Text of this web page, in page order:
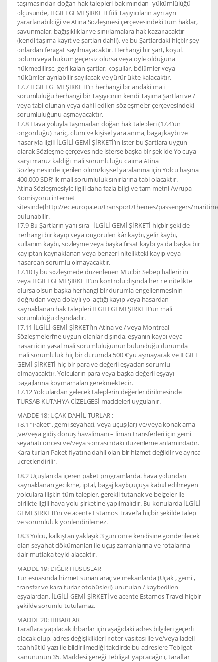
taşımasından doğan hak talepleri bakımından -yükümlülüğü
ölçüsünde, İLGİLİ GEMİ ŞİRKETİ fiili Taşıyıcıların ayrı ayrı
yararlanabildiği ve Atina Sözleşmesi çerçevesindeki tüm haklar,
savunmalar, bağışıklıklar ve sınırlamalara hak kazanacaktır
(kendi taşıma kayıt ve şartları dahil), ve bu Şartlardaki hiçbir şey
onlardan feragat sayılmayacaktır. Herhangi bir şart, koşul,
bölüm veya hüküm geçersiz olursa veya öyle olduğuna
hükmedilirse, geri kalan şartlar, koşullar, bölümler veya
hükümler ayrılabilir sayılacak ve yürürlükte kalacaktır.
17.7 İLGİLİ GEMİ ŞİRKETİ’ın herhangi bir andaki mali
sorumluluğu herhangi bir Taşıyıcının kendi Taşıma Şartları ve /
veya tabi olunan veya dahil edilen sözleşmeler çerçevesindeki
sorumluluğunu aşmayacaktır.
17.8 Hava yoluyla taşımadan doğan hak talepleri (17.4’ün
öngördüğü) hariç, ölüm ve kişisel yaralanma, bagaj kaybı ve
hasarıyla ilgili İLGİLİ GEMİ ŞİRKETİ’ın ister bu Şartlara uygun
olarak Sözleşme çerçevesinde isterse başka bir şekilde Yolcuya –
karşı maruz kaldığı mali sorumluluğu daima Atina
Sözleşmesinde içerilen ölüm/kişisel yaralanma için Yolcu başına
400.000 SDR’lik mali sorumluluk sınırlarına tabi olacaktır.
Atina Sözleşmesiyle ilgili daha fazla bilgi ve tam metni Avrupa
Komisyonu internet
sitesinde(http://ec.europa.eu/transport/themes/passengers/
bulunabilir.
17.9 Bu Şartların yanı sıra , İLGİLİ GEMİ ŞİRKETİ hiçbir şekilde
herhangi bir kayıp veya öngörülen kâr kaybı, gelir kaybı,
kullanım kaybı, sözleşme veya başka fırsat kaybı ya da başka bir
kayıptan kaynaklanan veya benzeri nitelikteki kayıp veya
hasardan sorumlu olmayacaktır.
17.10 İş bu sözleşmede düzenlenen Mücbir Sebep hallerinin
veya İLGİLİ GEMİ ŞİRKETİ’un kontrolü dışında her ne nitelikte
olursa olsun başka herhangi bir durumla engellenmesinin
doğrudan veya dolaylı yol açtığı kayıp veya hasardan
kaynaklanan hak talepleri İLGİLİ GEMİ ŞİRKETİ’un mali
sorumluluğu dışındadır.
17.11 İLGİLİ GEMİ ŞİRKETİ’ın Atina ve / veya Montreal
Sözleşmeleri’ne uygun olanlar dışında, eşyanın kaybı veya
hasarı için yasal mali sorumluluğunun bulunduğu durumda
mali sorumluluk hiç bir durumda 500 €’yu aşmayacak ve İLGİLİ
GEMİ ŞİRKETİ hiç bir para ve değerli eşyadan sorumlu
olmayacaktır. Yolcuların para veya başka değerli eşyayı
bagajlarına koymamaları gerekmektedir.
17.12 Yolculardan gelecek taleplerin değerlendirilmesinde
TURSAB KUTAHYA CİZELGESİ maddeleri uygulanır.
MADDE 18: UÇAK DAHİL TURLAR :
18.1 “Paket”, gemi seyahati, veya uçuş(lar) ve/veya konaklama
,ve/veya gidiş dönüş havalimanı – liman transferleri için gemi
seyahati öncesi ve/veya sonrasındaki düzenleme anlamındadır.
Kara turları Paket fiyatına dahil olan bir hizmet değildir ve ayrıca
ücretlendirilir.
18.2 Uçuşları da içeren paket programlarda, hava yolundan
kaynaklanan gecikme, iptal, bagaj kaybı,uçuşa kabul edilmeyen
yolculara ilişkin tüm talepler, gerekli tutanak ve belgeler ile
birlikte ilgili hava yolu şirketine yapılmalıdır. Bu konularda İLGİLİ
GEMİ ŞİRKETİ’ın ve acente Estamos Travel’a hiçbir şekilde talep
ve sorumluluk yönlendirilemez.
18.3 Yolcu, kalkıştan yaklaşık 3 gün önce kendisine gönderilecek
olan seyahat dökümanları ile uçuş zamanlarına ve rotalarına
dair mutlaka teyid alacaktır.
MADDE 19: DİĞER HUSUSLAR
Tur esnasında hizmet sunan araç ve mekanlarda (Uçak , gemi ,
transfer ve kara turlar otobüsleri) unutulan / kaybedilen
eşyalardan, İLGİLİ GEMİ ŞİRKETİ ve acente Estamos Travel hiçbir
şekilde sorumlu tutulamaz.
MADDE 20: İHBARLAR
Taraflara yapılacak ihbarlar için aşağıdaki adres bilgileri geçerli
olacak olup, adres değişiklikleri noter vasıtası ile ve/veya iadeli
taahhütlü yazı ile bildirilmediği takdirde bu adreslere Tebligat
kanununun 35. Maddesi gereği Tebligat yapılacağını, taraflar